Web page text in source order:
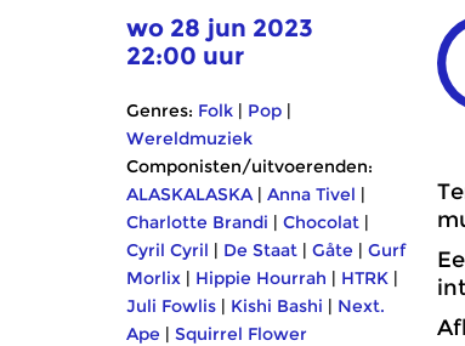
wo 28 jun 2023
22:00 uur
Genres: Folk | Pop |
Wereldmuziek
Componisten/uitvoerenden:
ALASKALASKA| Anna Tivel |
Charlotte Brandi | Chocolat |
Cyril Cyril | De Staat | Gåte | Gurf
Morlix | Hippie Hourrah | HTRK |
Juli Fowlis | Kishi Bashi | Next.
Ape | Squirrel Flower